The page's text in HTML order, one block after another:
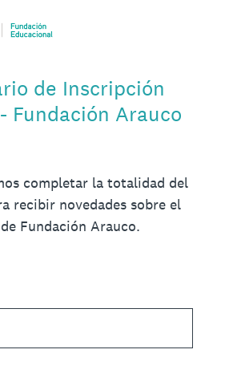
de Inscripción
Fundación Arauco
completar la totalidad del
recibir novedades sobre el
Fundación Arauco.